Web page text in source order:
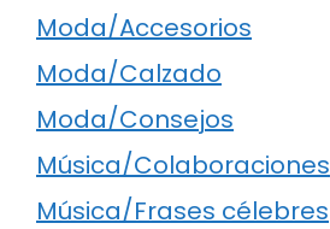
Moda/Accesorios
Moda/Calzado
Moda/Consejos
Música/Colaboraciones
Música/Frases célebres